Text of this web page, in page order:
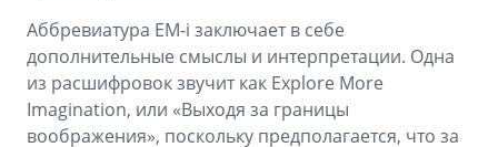
Аббревиатура EM-i заключает в себе
дополнительные смыслы и интерпретации. Одна
из расшифровок звучит как Explore More
Imagination, или «Выходя за границы
воображения», поскольку предполагается, что за